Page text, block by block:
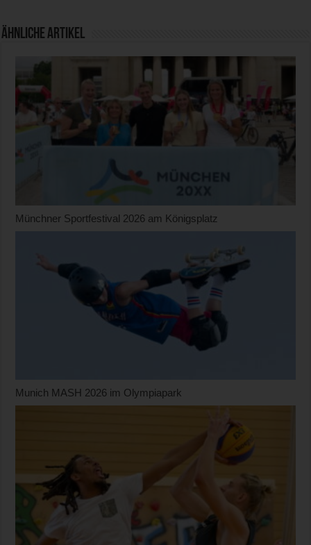
Ähnliche Artikel
Münchner Sportfestival 2026 am Königsplatz
Munich MASH 2026 im Olympiapark